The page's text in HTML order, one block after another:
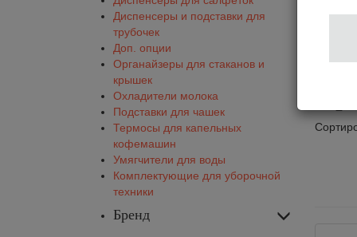
Диспенсеры и подставки для
трубочек
Доп. опции
Органайзеры для стаканов и
крышек
Охладители молока
Подставки для чашек
Термосы для капельных
кофемашин
Умягчители для воды
Комплектующие для уборочной
техники
Бренд